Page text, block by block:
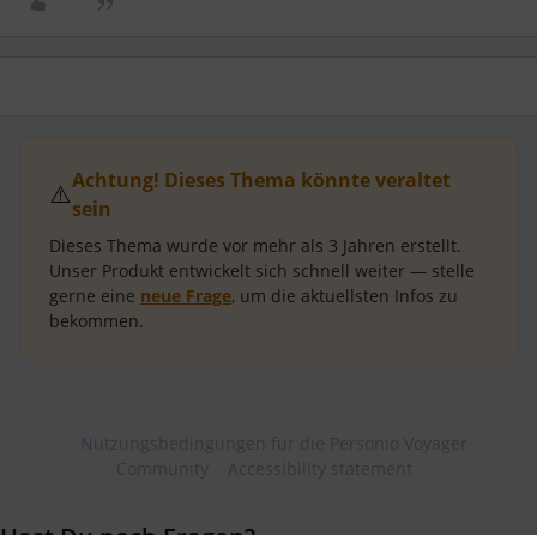
⚠️Achtung! Dieses Thema könnte veraltet
sein
Dieses Thema wurde vor mehr als 3 Jahren erstellt.
Unser Produkt entwickelt sich schnell weiter — stelle
gerne eine neue Frage, um die aktuellsten Infos zu
bekommen.